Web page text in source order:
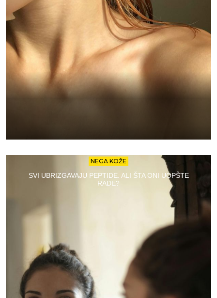
NEGA KOŽE
SVI UBRIZGAVAJU PEPTIDE. ALI ŠTA ONI UOPŠTE
RADE?